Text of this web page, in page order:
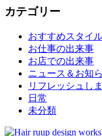
カテゴリー
おすすめスタイ
お仕事の出来事
お店での出来事
ニュース＆お知
リフレッシュし
日常
未分類